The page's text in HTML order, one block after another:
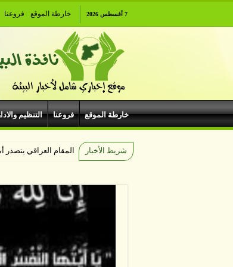
7 أغسطس 2026 خارطة الموقع فروعنا
خارطة الموقع فروعنا التنظيم
شريط الأخبار المقام العراقي يتصدر